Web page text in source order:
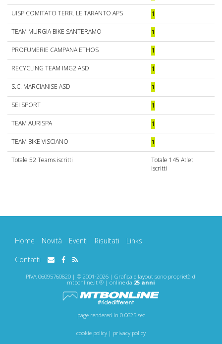
UISP COMITATO TERR. LE TARANTO APS 1
TEAM MURGIA BIKE SANTERAMO 1
PROFUMERIE CAMPANA ETHOS 1
RECYCLING TEAM IMG2 ASD 1
S.C. MARCIANISE ASD 1
SEI SPORT 1
TEAM AURISPA 1
TEAM BIKE VISCIANO 1
Totale 52 Teams iscritti
Totale 145 Atleti
iscritti
Home Novità Eventi Risultati
Links
Contatti
PIVA 06095760820 | © 2001-2026 | Grafica e layout sono proprietà di
mtbonline.it ® | online da 25 anni
page rendered in 0.0625 sec
cookie policy | privacy policy